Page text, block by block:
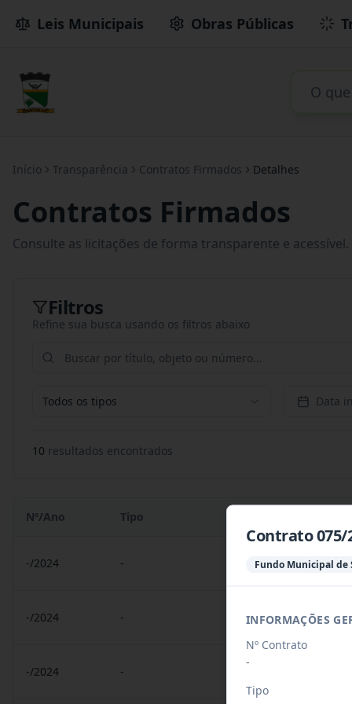
Leis Municipais Obras Públicas
Início Transparência Contratos Firmados Detalhes
Contratos Firmados
Consulte as licitações de forma transparente e acessível.
Filtros
Refine sua busca usando os filtros abaixo
Todos os tipos Data
10 resultados encontrados
Nº/Ano Tipo
-/2024 - Contrato 078/2024
-/2024 - Contrato 181/2024 -
-/2024 -
Contrato 075/
Fundo Municipal de
INFORMAÇÕES
Nº Contrato
-
Tipo